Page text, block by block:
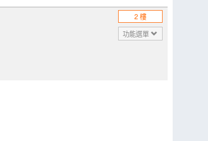
2 樓
功能選單